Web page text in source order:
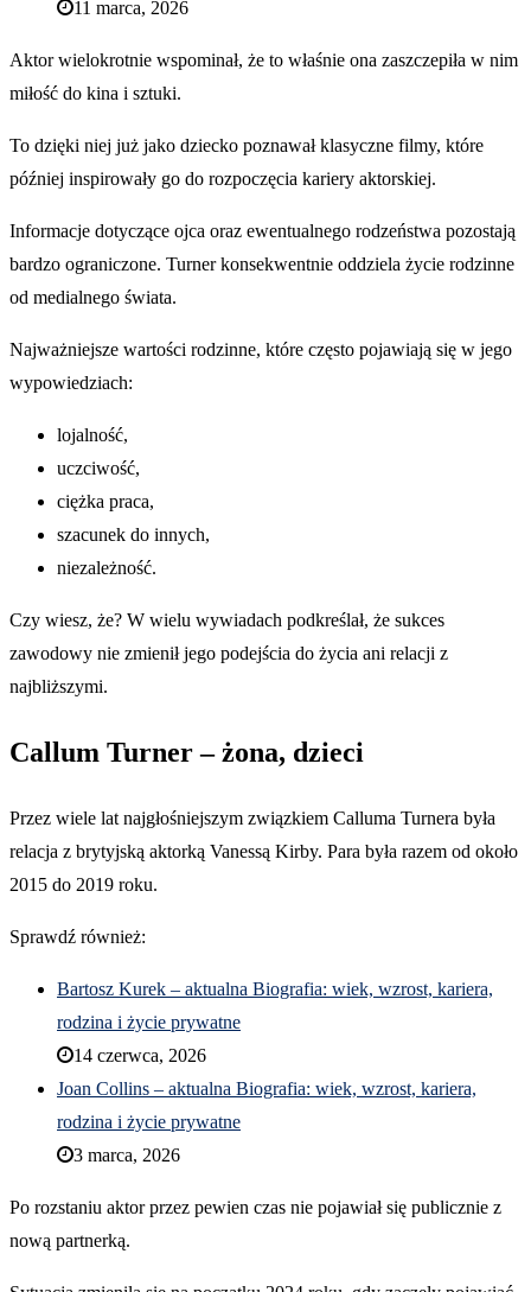
11 marca, 2026
Aktor wielokrotnie wspominał, że to właśnie ona zaszczepiła w nim
miłość do kina i sztuki.
To dzięki niej już jako dziecko poznawał klasyczne filmy, które
później inspirowały go do rozpoczęcia kariery aktorskiej.
Informacje dotyczące ojca oraz ewentualnego rodzeństwa pozostają
bardzo ograniczone. Turner konsekwentnie oddziela życie rodzinne
od medialnego świata.
Najważniejsze wartości rodzinne, które często pojawiają się w jego
wypowiedziach:
lojalność,
uczciwość,
ciężka praca,
szacunek do innych,
niezależność.
Czy wiesz, że? W wielu wywiadach podkreślał, że sukces
zawodowy nie zmienił jego podejścia do życia ani relacji z
najbliższymi.
Callum Turner – żona, dzieci
Przez wiele lat najgłośniejszym związkiem Calluma Turnera była
relacja z brytyjską aktorką Vanessą Kirby. Para była razem od około
2015 do 2019 roku.
Sprawdź również:
Bartosz Kurek – aktualna Biografia: wiek, wzrost, kariera,
rodzina i życie prywatne
14 czerwca, 2026
Joan Collins – aktualna Biografia: wiek, wzrost, kariera,
rodzina i życie prywatne
3 marca, 2026
Po rozstaniu aktor przez pewien czas nie pojawiał się publicznie z
nową partnerką.